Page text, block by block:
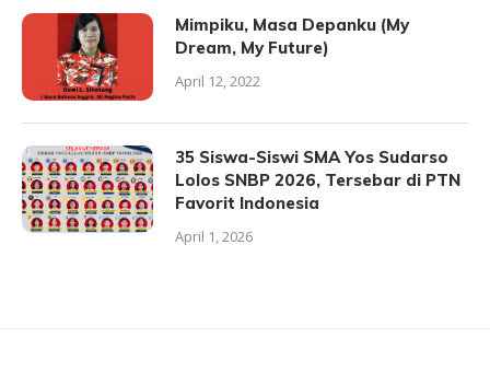
Mimpiku, Masa Depanku (My
Dream, My Future)
April 12, 2022
35 Siswa-Siswi SMA Yos Sudarso
Lolos SNBP 2026, Tersebar di PTN
Favorit Indonesia
April 1, 2026